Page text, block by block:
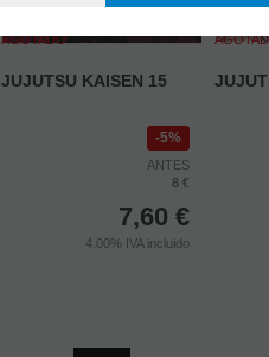
AGOTADO
JUJUTSU KAISEN 15
5%
ANTES
8 €
7,60 €
4.00% IVA incluido